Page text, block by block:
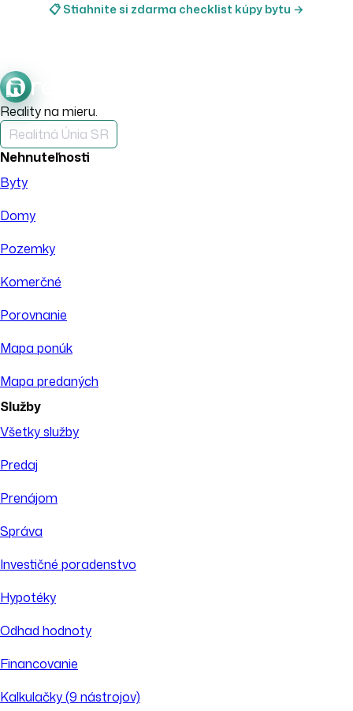
📋 Stiahnite si zdarma checklist kúpy bytu →
Reality na mieru.
Realitná Únia SR
Nehnuteľnosti
Byty
Domy
Pozemky
Komerčné
Porovnanie
Mapa ponúk
Mapa predaných
Služby
Všetky služby
Predaj
Prenájom
Správa
Investičné poradenstvo
Hypotéky
Odhad hodnoty
Financovanie
Kalkulačky (9 nástrojov)